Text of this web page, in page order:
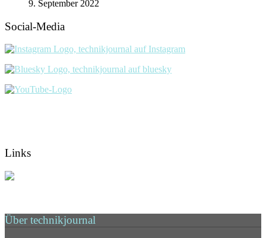
9. September 2022
Social-Media
Links
Über technikjournal